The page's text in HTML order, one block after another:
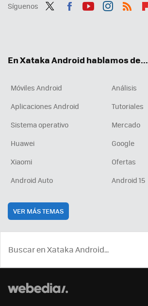
Síguenos
En Xataka Android hablamos de...
Móviles Android
Análisis
Aplicaciones Android
Tutoriales
Sistema operativo
Mercado
Huawei
Google
Xiaomi
Ofertas
Android Auto
Android 15
VER MÁS TEMAS